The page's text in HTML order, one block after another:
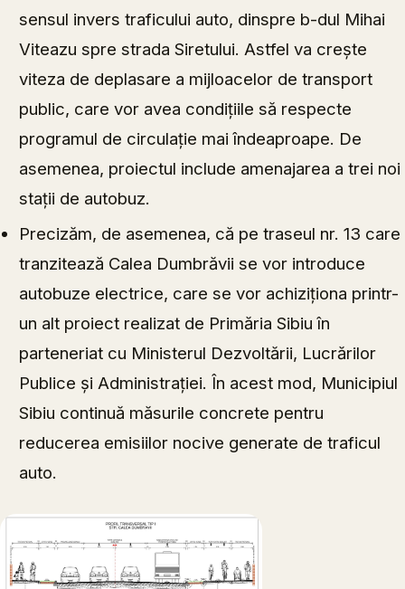
sensul invers traficului auto, dinspre b-dul Mihai
Viteazu spre strada Siretului. Astfel va crește
viteza de deplasare a mijloacelor de transport
public, care vor avea condițiile să respecte
programul de circulație mai îndeaproape. De
asemenea, proiectul include amenajarea a trei noi
stații de autobuz.
Precizăm, de asemenea, că pe traseul nr. 13 care
tranzitează Calea Dumbrăvii se vor introduce
autobuze electrice, care se vor achiziționa printr-
un alt proiect realizat de Primăria Sibiu în
parteneriat cu Ministerul Dezvoltării, Lucrărilor
Publice și Administrației. În acest mod, Municipiul
Sibiu continuă măsurile concrete pentru
reducerea emisiilor nocive generate de traficul
auto.